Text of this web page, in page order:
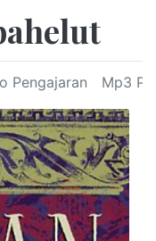
Pengajaran Mp3